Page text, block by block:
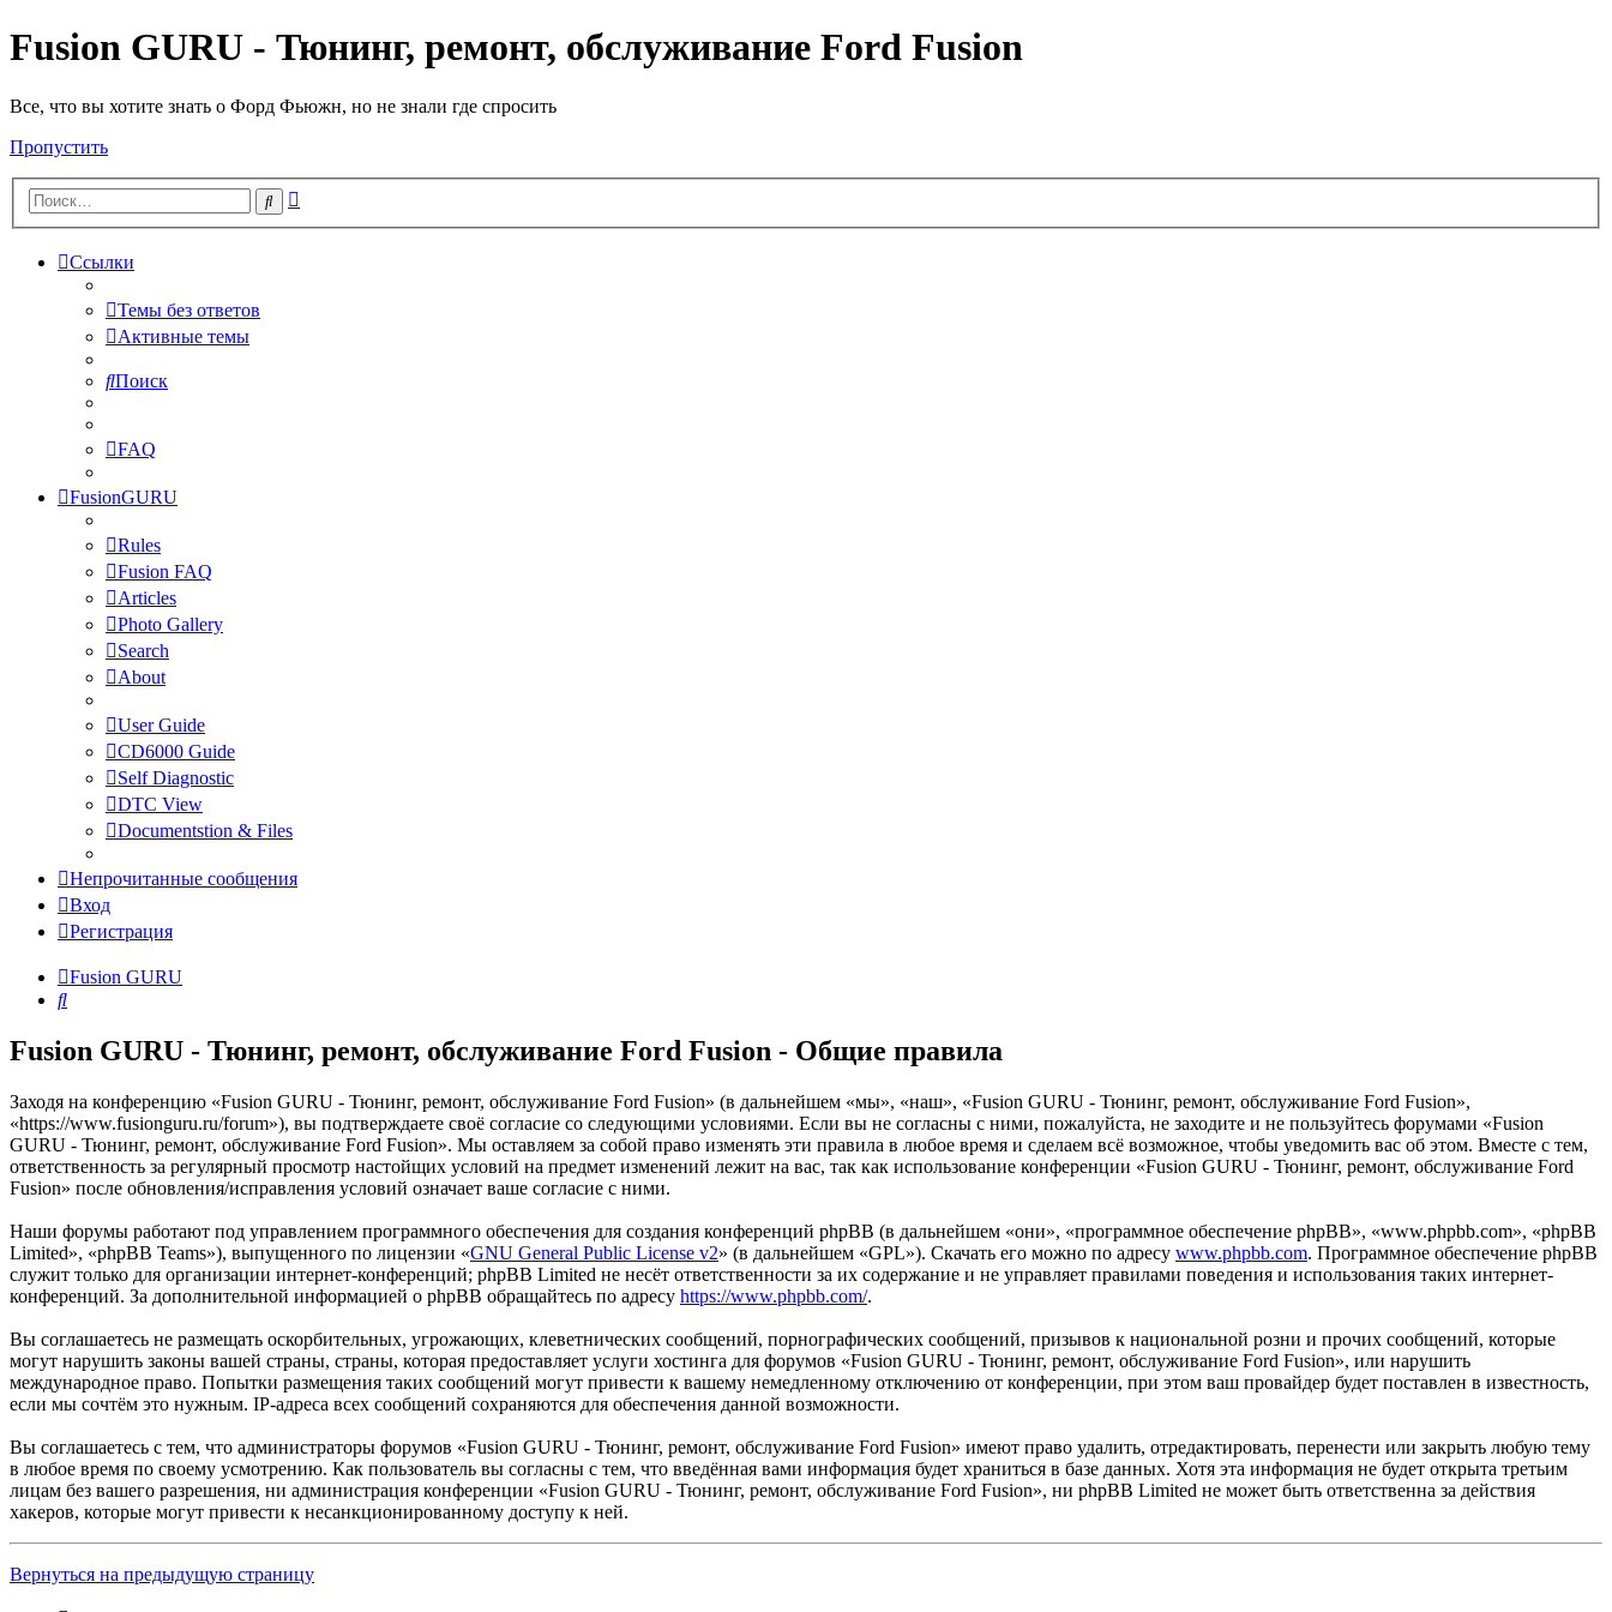
Fusion GURU - Тюнинг, ремонт, обслуживание Ford Fusion
Все, что вы хотите знать о Форд Фьюжн, но не знали где спросить
Пропустить
Поиск
Ссылки
Темы без ответов
Активные темы
Поиск
FAQ
FusionGURU
Rules
Fusion FAQ
Articles
Photo Gallery
Search
About
User Guide
CD6000 Guide
Self Diagnostic
DTC View
Documentstion & Files
Непрочитанные сообщения
Вход
Регистрация
Fusion GURU
Поиск
Fusion GURU - Тюнинг, ремонт, обслуживание Ford Fusion - Общие правила
Заходя на конференцию «Fusion GURU - Тюнинг, ремонт, обслуживание Ford Fusion» (в дальнейшем «мы», «наш», «Fusion GURU - Тюнинг, ремонт, обслуживание Ford Fusion»,
«https://www.fusionguru.ru/forum»), вы подтверждаете своё согласие со следующими условиями. Если вы не согласны с ними, пожалуйста, не заходите и не пользуйтесь форумами «Fusion
GURU - Тюнинг, ремонт, обслуживание Ford Fusion». Мы оставляем за собой право изменять эти правила в любое время и сделаем всё возможное, чтобы уведомить вас об этом. Вместе с тем,
ответственность за регулярный просмотр настойщих условий на предмет изменений лежит на вас, так как использование конференции «Fusion GURU - Тюнинг, ремонт, обслуживание Ford
Fusion» после обновления/исправления условий означает ваше согласие с ними.
Наши форумы работают под управлением программного обеспечения для создания конференций phpBB (в дальнейшем «они», «программное обеспечение phpBB», «www.phpbb.com», «phpBB
Limited», «phpBB Teams»), выпущенного по лицензии «GNU General Public License v2» (в дальнейшем «GPL»). Скачать его можно по адресу www.phpbb.com. Программное обеспечение phpBB
служит только для организации интернет-конференций; phpBB Limited не несёт ответственности за их содержание и не управляет правилами поведения и использования таких интернет-
конференций. За дополнительной информацией о phpBB обращайтесь по адресу https://www.phpbb.com/.
Вы соглашаетесь не размещать оскорбительных, угрожающих, клеветнических сообщений, порнографических сообщений, призывов к национальной розни и прочих сообщений, которые
могут нарушить законы вашей страны, страны, которая предоставляет услуги хостинга для форумов «Fusion GURU - Тюнинг, ремонт, обслуживание Ford Fusion», или нарушить
международное право. Попытки размещения таких сообщений могут привести к вашему немедленному отключению от конференции, при этом ваш провайдер будет поставлен в известность,
если мы сочтём это нужным. IP-адреса всех сообщений сохраняются для обеспечения данной возможности.
Вы соглашаетесь с тем, что администраторы форумов «Fusion GURU - Тюнинг, ремонт, обслуживание Ford Fusion» имеют право удалить, отредактировать, перенести или закрыть любую тему
в любое время по своему усмотрению. Как пользователь вы согласны с тем, что введённая вами информация будет храниться в базе данных. Хотя эта информация не будет открыта третьим
лицам без вашего разрешения, ни администрация конференции «Fusion GURU - Тюнинг, ремонт, обслуживание Ford Fusion», ни phpBB Limited не может быть ответственна за действия
хакеров, которые могут привести к несанкционированному доступу к ней.
Вернуться на предыдущую страницу